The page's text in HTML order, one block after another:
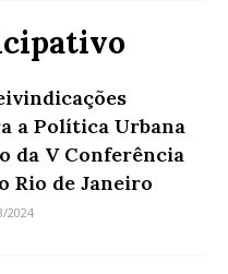
a Política Urbana
da V Conferência
Rio de Janeiro
2024